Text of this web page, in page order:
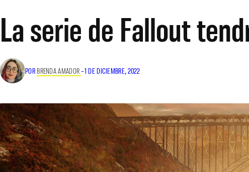
La serie de Fallout
POR BRENDA AMADOR–1 DE DICIEMBRE, 2022